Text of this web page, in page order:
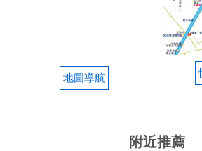
地圖導航
附近推薦